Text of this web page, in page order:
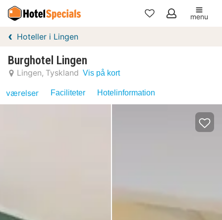
Mine
menu
Hoteller i Lingen
Burghotel Lingen
Lingen Tyskland Vis på kort
værelser Faciliteter Hotelinformation